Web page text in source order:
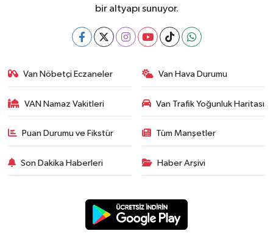
bir altyapı sunuyor.
Van Nöbetçi Eczaneler Van Hava Durumu
VAN Namaz Vakitleri Van Trafik Yoğunluk Haritası
Puan Durumu ve Fikstür Tüm Manşetler
Son Dakika Haberleri Haber Arşivi